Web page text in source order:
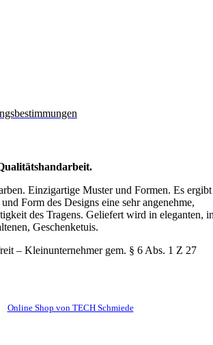
Einzigartige Muster und Formen. Es ergibt
Form des Designs eine sehr angenehme,
des Tragens. Geliefert wird in eleganten,
Geschenketuis.
– Kleinunternehmer gem. § 6 Abs. 1 Z 27
Online Shop von TECH Schmiede